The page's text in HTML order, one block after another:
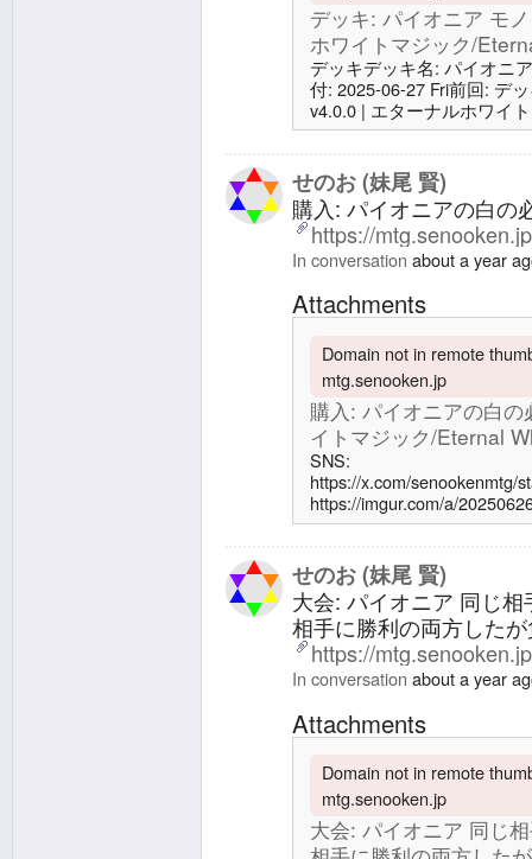
デッキ: パイオニア モ
ホワイトマジック/
デッキデッキ名: パイオニ
付: 2025-06-27 Fri前回: デ
v4.0.0 | エターナルホワイ
ンボード27 土地10 平地4
ムの解放/Starnheim
せのお (妹尾 賢)
購入: パイオニアの白の
https://
In conversation about a year
Attachments
Domain not in remote
mtg.senooken.jp
購入: パイオニアの白
イトマジック/Eternal
SNS:
https://x.com/senookenmtg/
https://imgur.com/a/
た。失せろ放浪皇バハム
た2-3 | エターナルホワイ
載した通り、現在のパイ
せのお (妹尾 賢)
大会: パイオニア 同じ
相手に勝利の両方した
https://
In conversation about a year
Attachments
Domain not in remote
mtg.senooken.jp
大会: パイオニア 同じ